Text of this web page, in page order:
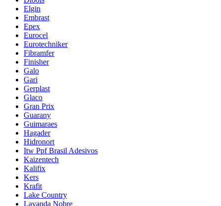
Elgin
Embrast
Epex
Eurocel
Eurotechniker
Fibramfer
Finisher
Galo
Gari
Gerplast
Glaco
Gran Prix
Guarany
Guimaraes
Hagader
Hidronort
Itw Ppf Brasil Adesivos
Kaizentech
Kalifix
Kers
Krafit
Lake Country
Lavanda Nobre